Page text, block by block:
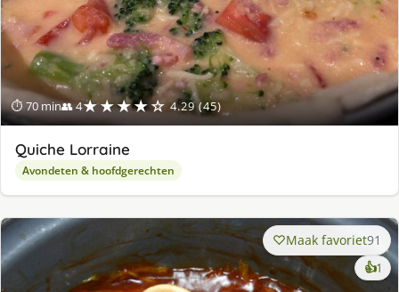
⏱ 70 min👥 4★★★★☆ 4.29 (45)
Quiche Lorraine
Avondeten & hoofdgerechten
Maak favoriet91
👍1